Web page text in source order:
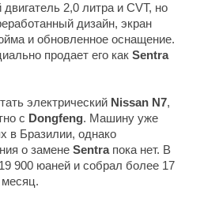
2,0 литра и CVT, но
дизайн, экран
и обновленное оснащение.
продает его как Sentra
электрический Nissan N7,
с Dongfeng. Машину уже
в Бразилии, однако
о замене Sentraпока нет. В
900 юаней и собрал более 17